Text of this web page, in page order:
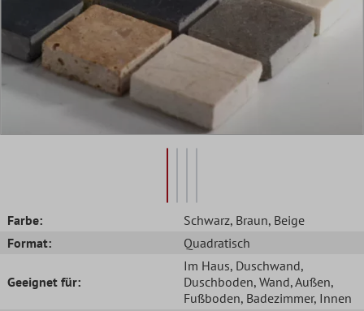
Farbe: Schwarz, Braun, Beige
Format:
Quadratisch
Geeignet für:
Im Haus, Duschwand,
Duschboden, Wand, Außen,
Fußboden, Badezimmer, Innen